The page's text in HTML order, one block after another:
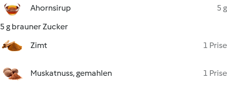
Ahornsirup
5 g
5 g brauner Zucker
Zimt
1 Prise
Muskatnuss, gemahlen 1 Prise